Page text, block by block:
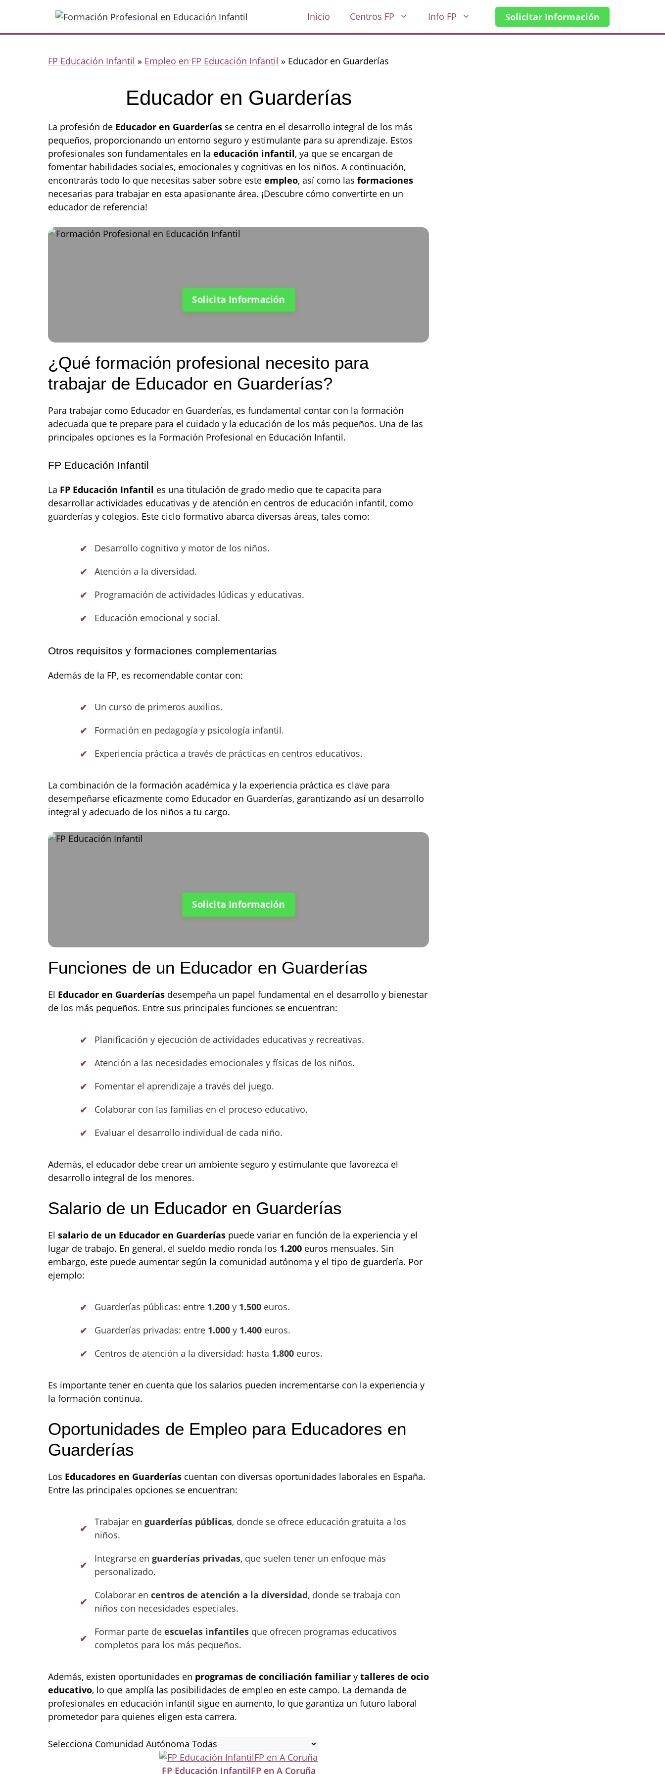
contenido
Inicio Centros FP Info FP Solicitar Información
FP Educación Infantil » Empleo en FP Educación Infantil » Educador en Guarderías
Educador en Guarderías
La profesión de Educador en Guarderías se centra en el desarrollo integral de los más
pequeños, proporcionando un entorno seguro y estimulante para su aprendizaje. Estos
profesionales son fundamentales en la educación infantil, ya que se encargan de
fomentar habilidades sociales, emocionales y cognitivas en los niños. A continuación,
encontrarás todo lo que necesitas saber sobre este empleo, así como las formaciones
necesarias para trabajar en esta apasionante área. ¡Descubre cómo convertirte en un
educador de referencia!
Solicita Información
¿Qué formación profesional necesito para
trabajar de Educador en Guarderías?
Para trabajar como Educador en Guarderías, es fundamental contar con la formación
adecuada que te prepare para el cuidado y la educación de los más pequeños. Una de las
principales opciones es la Formación Profesional en Educación Infantil.
FP Educación Infantil
La FP Educación Infantil es una titulación de grado medio que te capacita para
desarrollar actividades educativas y de atención en centros de educación infantil, como
guarderías y colegios. Este ciclo formativo abarca diversas áreas, tales como:
Desarrollo cognitivo y motor de los niños.
Atención a la diversidad.
Programación de actividades lúdicas y educativas.
Educación emocional y social.
Otros requisitos y formaciones complementarias
Además de la FP, es recomendable contar con:
Un curso de primeros auxilios.
Formación en pedagogía y psicología infantil.
Experiencia práctica a través de prácticas en centros educativos.
La combinación de la formación académica y la experiencia práctica es clave para
desempeñarse eficazmente como Educador en Guarderías, garantizando así un desarrollo
integral y adecuado de los niños a tu cargo.
Solicita Información
Funciones de un Educador en Guarderías
El Educador en Guarderías desempeña un papel fundamental en el desarrollo y bienestar
de los más pequeños. Entre sus principales funciones se encuentran:
Planificación y ejecución de actividades educativas y recreativas.
Atención a las necesidades emocionales y físicas de los niños.
Fomentar el aprendizaje a través del juego.
Colaborar con las familias en el proceso educativo.
Evaluar el desarrollo individual de cada niño.
Además, el educador debe crear un ambiente seguro y estimulante que favorezca el
desarrollo integral de los menores.
Salario de un Educador en Guarderías
El salario de un Educador en Guarderías puede variar en función de la experiencia y el
lugar de trabajo. En general, el sueldo medio ronda los 1.200 euros mensuales. Sin
embargo, este puede aumentar según la comunidad autónoma y el tipo de guardería. Por
ejemplo:
Guarderías públicas: entre 1.200 y 1.500 euros.
Guarderías privadas: entre 1.000 y 1.400 euros.
Centros de atención a la diversidad: hasta 1.800 euros.
Es importante tener en cuenta que los salarios pueden incrementarse con la experiencia y
la formación continua.
Oportunidades de Empleo para Educadores en
Guarderías
Los Educadores en Guarderías cuentan con diversas oportunidades laborales en España.
Entre las principales opciones se encuentran:
Trabajar en guarderías públicas, donde se ofrece educación gratuita a los
niños.
Integrarse en guarderías privadas, que suelen tener un enfoque más
personalizado.
Colaborar en centros de atención a la diversidad, donde se trabaja con
niños con necesidades especiales.
Formar parte de escuelas infantiles que ofrecen programas educativos
completos para los más pequeños.
Además, existen oportunidades en programas de conciliación familiar y talleres de ocio
educativo, lo que amplía las posibilidades de empleo en este campo. La demanda de
profesionales en educación infantil sigue en aumento, lo que garantiza un futuro laboral
prometedor para quienes eligen esta carrera.
Selecciona Comunidad Autónoma
FP Educación InfantilFP en A Coruña